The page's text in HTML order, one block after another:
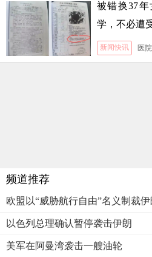
被错换37
学，不必遭
新闻快讯 医院
频道推荐
欧盟以“威胁航行自由”名义制裁伊
以色列总理确认暂停袭击伊朗
美军在阿曼湾袭击一艘油轮